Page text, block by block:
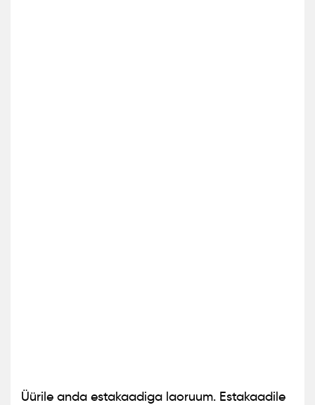
Üürile anda estakaadiga laoruum. Estakaadile